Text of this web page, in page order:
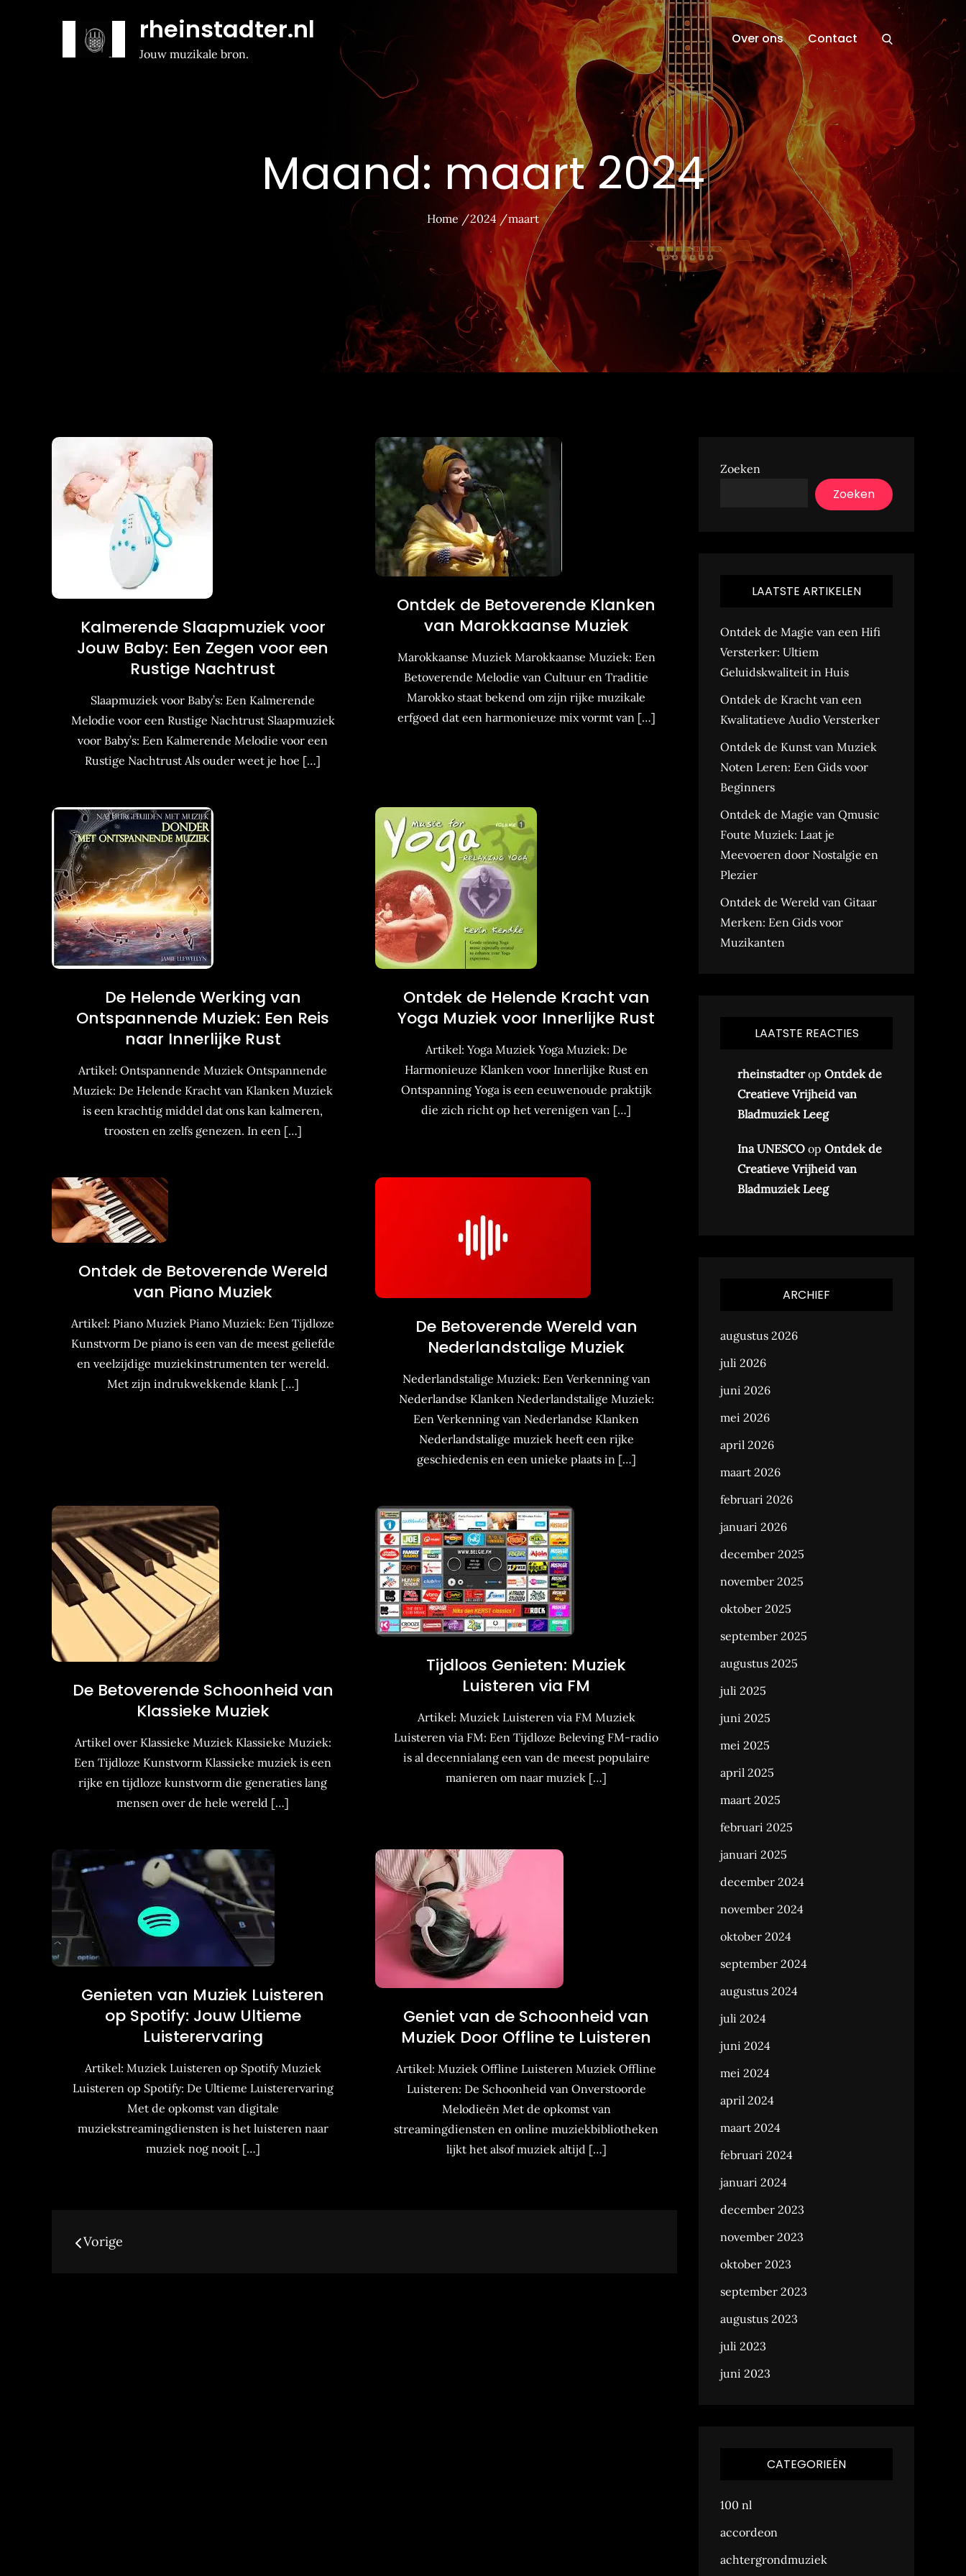
rheinstadter.nl
Jouw muzikale bron.
Over ons Contact
Maand: maart 2024
Home 2024 maart
Kalmerende Slaapmuziek voor
Jouw Baby: Een Zegen voor een
Rustige Nachtrust
Slaapmuziek voor Baby’s: Een Kalmerende
Melodie voor een Rustige Nachtrust Slaapmuziek
voor Baby’s: Een Kalmerende Melodie voor een
Rustige Nachtrust Als ouder weet je hoe […]
Ontdek de Betoverende Klanken
van Marokkaanse Muziek
Marokkaanse Muziek Marokkaanse Muziek: Een
Betoverende Melodie van Cultuur en Traditie
Marokko staat bekend om zijn rijke muzikale
erfgoed dat een harmonieuze mix vormt van […]
De Helende Werking van
Ontspannende Muziek: Een Reis
naar Innerlijke Rust
Artikel: Ontspannende Muziek Ontspannende
Muziek: De Helende Kracht van Klanken Muziek
is een krachtig middel dat ons kan kalmeren,
troosten en zelfs genezen. In een […]
Ontdek de Helende Kracht van
Yoga Muziek voor Innerlijke Rust
Artikel: Yoga Muziek Yoga Muziek: De
Harmonieuze Klanken voor Innerlijke Rust en
Ontspanning Yoga is een eeuwenoude praktijk
die zich richt op het verenigen van […]
Ontdek de Betoverende Wereld
van Piano Muziek
Artikel: Piano Muziek Piano Muziek: Een Tijdloze
Kunstvorm De piano is een van de meest geliefde
en veelzijdige muziekinstrumenten ter wereld.
Met zijn indrukwekkende klank […]
De Betoverende Wereld van
Nederlandstalige Muziek
Nederlandstalige Muziek: Een Verkenning van
Nederlandse Klanken Nederlandstalige Muziek:
Een Verkenning van Nederlandse Klanken
Nederlandstalige muziek heeft een rijke
geschiedenis en een unieke plaats in […]
De Betoverende Schoonheid van
Klassieke Muziek
Artikel over Klassieke Muziek Klassieke Muziek:
Een Tijdloze Kunstvorm Klassieke muziek is een
rijke en tijdloze kunstvorm die generaties lang
mensen over de hele wereld […]
Tijdloos Genieten: Muziek
Luisteren via FM
Artikel: Muziek Luisteren via FM Muziek
Luisteren via FM: Een Tijdloze Beleving FM-radio
is al decennialang een van de meest populaire
manieren om naar muziek […]
Genieten van Muziek Luisteren
op Spotify: Jouw Ultieme
Luisterervaring
Artikel: Muziek Luisteren op Spotify Muziek
Luisteren op Spotify: De Ultieme Luisterervaring
Met de opkomst van digitale
muziekstreamingdiensten is het luisteren naar
muziek nog nooit […]
Geniet van de Schoonheid van
Muziek Door Offline te Luisteren
Artikel: Muziek Offline Luisteren Muziek Offline
Luisteren: De Schoonheid van Onverstoorde
Melodieën Met de opkomst van
streamingdiensten en online muziekbibliotheken
lijkt het alsof muziek altijd […]
Berichtnavigatie
Vorige
Zoeken
Zoeken
LAATSTE ARTIKELEN
Ontdek de Magie van een Hifi
Versterker: Ultiem
Geluidskwaliteit in Huis
Ontdek de Kracht van een
Kwalitatieve Audio Versterker
Ontdek de Kunst van Muziek
Noten Leren: Een Gids voor
Beginners
Ontdek de Magie van Qmusic
Foute Muziek: Laat je
Meevoeren door Nostalgie en
Plezier
Ontdek de Wereld van Gitaar
Merken: Een Gids voor
Muzikanten
LAATSTE REACTIES
rheinstadterop Ontdek de
Creatieve Vrijheid van
Bladmuziek Leeg
Ina UNESCO op Ontdek de
Creatieve Vrijheid van
Bladmuziek Leeg
ARCHIEF
augustus 2026
juli 2026
juni 2026
mei 2026
april 2026
maart 2026
februari 2026
januari 2026
december 2025
november 2025
oktober 2025
september 2025
augustus 2025
juli 2025
juni 2025
mei 2025
april 2025
maart 2025
februari 2025
januari 2025
december 2024
november 2024
oktober 2024
september 2024
augustus 2024
juli 2024
juni 2024
mei 2024
april 2024
maart 2024
februari 2024
januari 2024
december 2023
november 2023
oktober 2023
september 2023
augustus 2023
juli 2023
juni 2023
CATEGORIEËN
100 nl
accordeon
achtergrondmuziek